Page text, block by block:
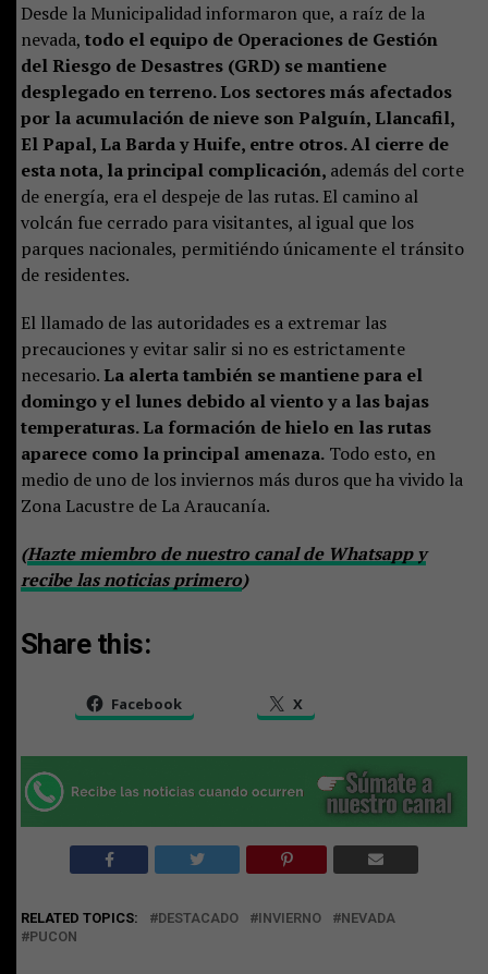
Desde la Municipalidad informaron que, a raíz de la
nevada, todo el equipo de Operaciones de Gestión
del Riesgo de Desastres (GRD) se mantiene
desplegado en terreno. Los sectores más afectados
por la acumulación de nieve son Palguín, Llancafil,
El Papal, La Barda y Huife, entre otros. Al cierre de
esta nota, la principal complicación, además del corte
de energía, era el despeje de las rutas. El camino al
volcán fue cerrado para visitantes, al igual que los
parques nacionales, permitiéndo únicamente el tránsito
de residentes.
El llamado de las autoridades es a extremar las
precauciones y evitar salir si no es estrictamente
necesario. La alerta también se mantiene para el
domingo y el lunes debido al viento y a las bajas
temperaturas. La formación de hielo en las rutas
aparece como la principal amenaza.Todo esto, en
medio de uno de los inviernos más duros que ha vivido la
Zona Lacustre de La Araucanía.
(Hazte miembro de nuestro canal de Whatsapp y
recibe las noticias primero)
Share this:
Facebook X
RELATED TOPICS: DESTACADO INVIERNO
NEVADA
PUCON